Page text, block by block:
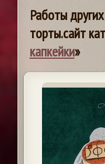
Работы
торты.сайт
капкейки»